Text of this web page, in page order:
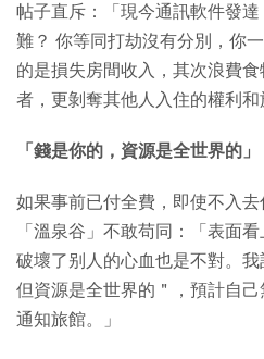
帖子直斥：「現今通訊軟件發
難？ 你等同打劫沒有分別，你
的是損失房間收入，其次浪費
者，更剝奪其他人入住的權利和
「錢是你的，資源是全世界的」
如果事前已付全費，即使不入
「溫泉谷」不敢苟同：「表面
破壞了别人的心血也是不對。我
但資源是全世界的＂，預計自
通知旅館。」